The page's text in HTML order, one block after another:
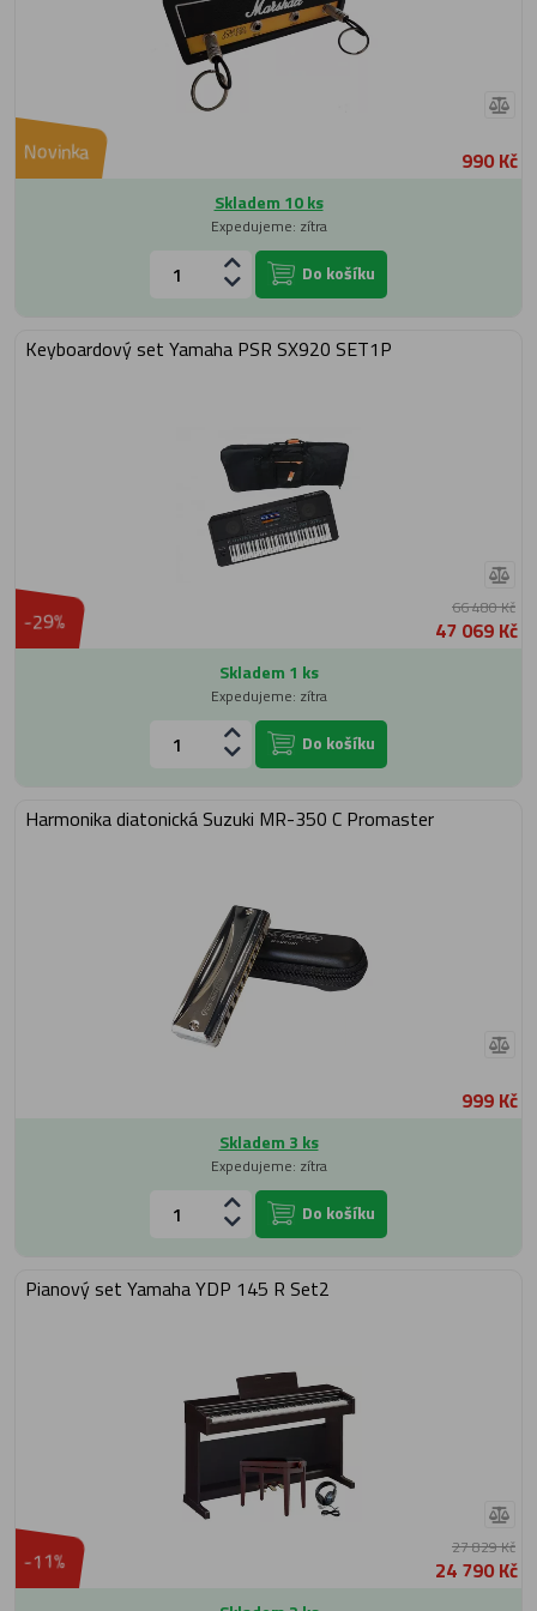
Novinka 990 Kč
Skladem 10 ks
Expedujeme: zítra
Do košíku
Keyboardový set Yamaha PSR SX920 SET1P
-29% 66 480 Kč
47 069 Kč
Skladem 1 ks
Expedujeme: zítra
Do košíku
Harmonika diatonická Suzuki MR-350 C Promaster
999 Kč
Skladem 3 ks
Expedujeme: zítra
Do košíku
Pianový set Yamaha YDP 145 R Set2
-11% 27 829 Kč
24 790 Kč